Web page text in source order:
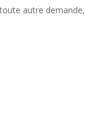
autre demande,